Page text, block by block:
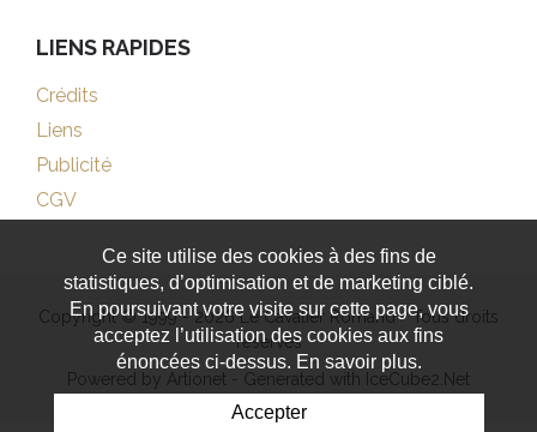
LIENS RAPIDES
Crédits
Liens
Publicité
CGV
Copyright © 1999 - 2026 Le Cavalier Romand - Tous droits
réservés
Powered by Artionet - Generated with IceCube2.Net
Ce site utilise des cookies à des fins de
statistiques, d’optimisation et de marketing ciblé.
En poursuivant votre visite sur cette page, vous
acceptez l’utilisation des cookies aux fins
énoncées ci-dessus. En savoir plus.
Accepter